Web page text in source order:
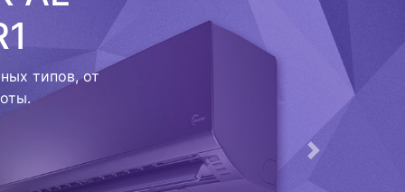
в
с
в сервисный
к работе
Следующая